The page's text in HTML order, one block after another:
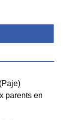
parents en